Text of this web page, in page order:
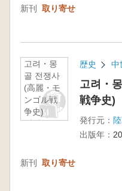
新刊 取り寄せ
고려・몽
골 전쟁사
(高麗・モ
ンゴル戦
争史)
(古書)
歴史 中
고려・
戦争史
発行元：
出版年：
新刊 取り寄せ